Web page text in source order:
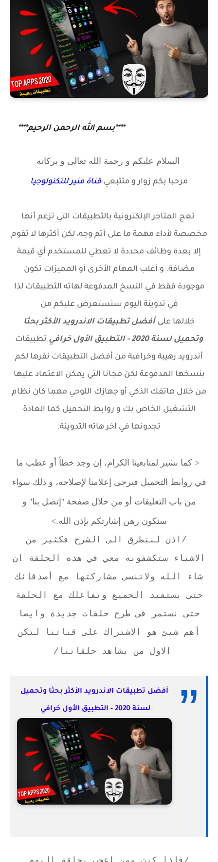
****بسم الله الرحمن الرحيم****
السلام عليكم و رحمة الله تعالى و بركاته
مرحبا بكم زوار و متتبعي قناة منير للتكنولوجيا
تعج المتاجر الإلكترونية بالتطبيقات التي تزعم أنها
مخصصة لأداء مهمة ما على أتم وجه، لكن أكثرها لا تقوم
إلا بعدة وظائف محددة لا تعطي للمستخدم أي قيمة
مضافة. و أغلب المهام الأخرى أو المميزات تكون
موجودة فقط في النسخ المدفوعة لهاته التطبيقات لذا
في تدوينة اليوم سنستعرض عليكم من
خلالها على أفضل تطبيقات الاندرويد الأكثر بحثا
وتحميل لسنة 2020 - التطبيق الأول خرافي
تطبيقات
أندرويد رهيبة وخرافية من أفضل التطبيقات نفرها لكم
بنسخها المدفوعة لكن مجانا التي يمكن الاعتماد عليها
من خلال هاتفك الذكي أو جهازك اللوحي مهما كان نظام
التشغيل الخاص بك و روابط التحميل كما العادة
تجدونها في آخر هاته التدوينة.
< كما نشير لمتابعينا الكرام، إن وجد خطأ أو عطب ما
في روابط التحميل فيرجى إعلامنا لإصلاحه، و ذلك سواء
من باب التعليقات أو من خلال صفحة ''إتصل بنا'' و
سنكون رهن إشارتكم بإذن الله.>
/ اذن لنتطرق الى الشرح فكثير من
الاشياء ستكشفونه معي في هذه الحلقة ان
شاء الله ولاتنسى مشاركتها مع أصدقائك
حتى يستفيد الجميع وتفاعلك مع الحلقة
حتى نستمر في طرح حلقات جديدة وايضا
أهم شيئ هو الاشتراك على قناتنا لتكن
الاول من يشاهد حلقاتنا/
أفضل تطبيقات الاندرويد الأكثر بحثا وتحميل
لسنة 2020 - التطبيق الأول خرافي